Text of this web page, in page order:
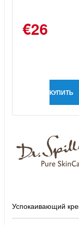
€26
КУПИТЬ
Успокаивающий